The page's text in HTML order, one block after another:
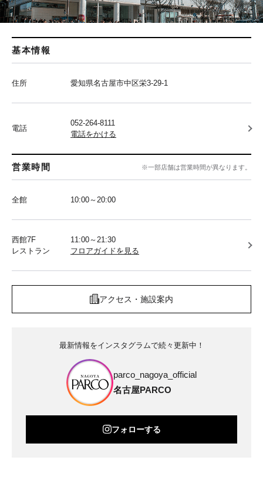
基本情報
住所 愛知県名古屋市中区栄3-29-1
電話
052-264-8111
電話をかける
営業時間 ※一部店舗は営業時間が異なります。
全館 10:00～20:00
西館7F
レストラン
11:00～21:30
フロアガイドを見る
アクセス・施設案内
最新情報をインスタグラムで続々更新中！
parco_nagoya_official
名古屋PARCO
フォローする